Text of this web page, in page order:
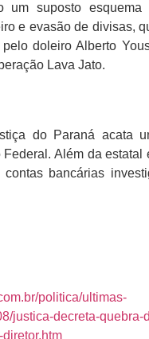
um suposto
e evasão de divisas,
doleiro Alberto
Lava Jato.
do Paraná acata
Além da estatal
bancárias
politica/ultimas-
justica-decreta-quebra-